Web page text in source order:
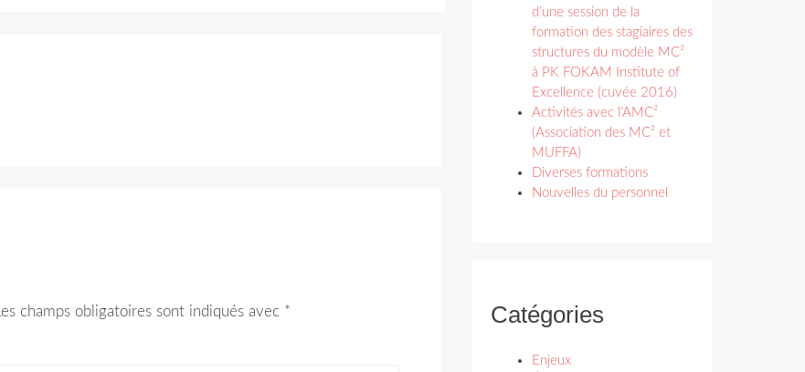
Les champs obligatoires sont indiqués avec *
d’une session de la
formation des stagiaires des
structures du modèle MC²
à PK FOKAM Institute of
Excellence (cuvée 2016)
Activités avec l’AMC²
(Association des MC² et
MUFFA)
Diverses formations
Nouvelles du personnel
Catégories
Enjeux